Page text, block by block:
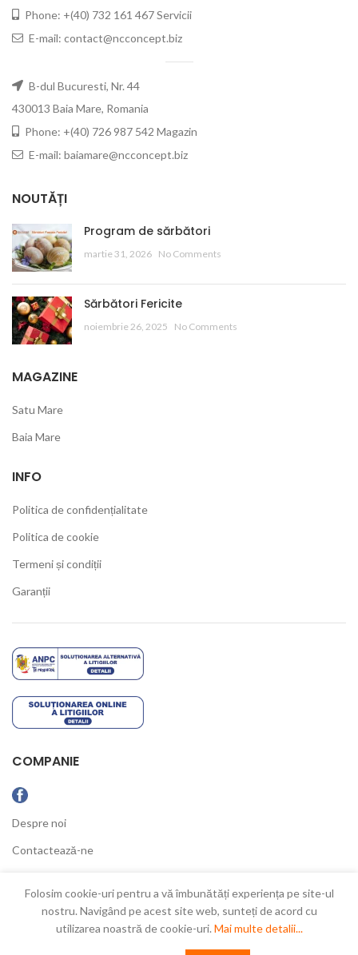
Phone: +(40) 732 161 467 Servicii
E-mail: contact@ncconcept.biz
B-dul Bucuresti, Nr. 44
430013 Baia Mare, Romania
Phone: +(40) 726 987 542 Magazin
E-mail: baiamare@ncconcept.biz
NOUTĂȚI
Program de sărbători
martie 31, 2026 No Comments
Sărbători Fericite
noiembrie 26, 2025 No Comments
MAGAZINE
Satu Mare
Baia Mare
INFO
Politica de confidențialitate
Politica de cookie
Termeni și condiții
Garanții
COMPANIE
Despre noi
Contactează-ne
Folosim cookie-uri pentru a vă îmbunătăți experiența pe site-ul
nostru. Navigând pe acest site web, sunteți de acord cu
utilizarea noastră de cookie-uri. Mai multe detalii...